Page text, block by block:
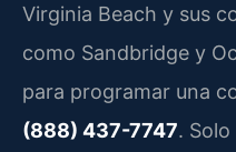
Virginia Beach y sus
como Sandbridge y
para programar una
(888) 437-7747.